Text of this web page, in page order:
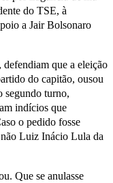
do TSE, à
a Jair Bolsonaro
defendiam que a eleição
do capitão, ousou
segundo turno,
indícios que
o pedido fosse
não Luiz Inácio Lula da
Que se anulasse